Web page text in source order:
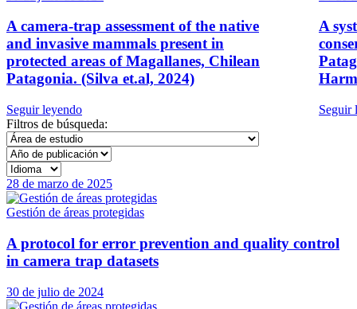
A camera-trap assessment of the native
and invasive mammals present in
protected areas of Magallanes, Chilean
Patagonia. (Silva et.al, 2024)
Seguir leyendo
A
Seguir
Filtros de búsqueda:
28 de marzo de 2025
Gestión de áreas protegidas
A protocol for error prevention and quality control
in camera trap datasets
30 de julio de 2024